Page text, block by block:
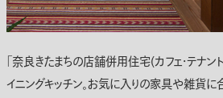
「奈良きたまちの店舗併用住宅(カフェ・テナ
イニングキッチン。お気に入りの家具や雑貨に